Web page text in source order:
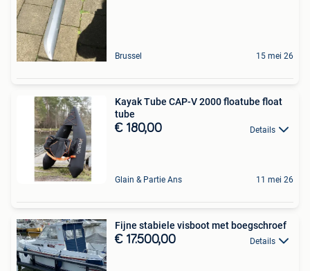
Brussel 15 mei 26
Kayak Tube CAP-V 2000 floatube float
tube
€ 180,00 Details
Glain & Partie Ans 11 mei 26
Fijne stabiele visboot met boegschroef
€ 17.500,00 Details